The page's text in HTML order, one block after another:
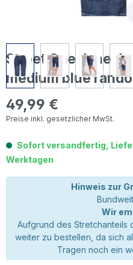
Street One Jane
medium blue
Regulärer Preis:
49,99 €
Preise inkl. gesetzlicher MwSt.
Sofort versandfertig,
Werktagen
Hinweis zur
Wir
Aufgrund des Stretchanteils
weiter zu bestellen, da sich
Tragen noch ein